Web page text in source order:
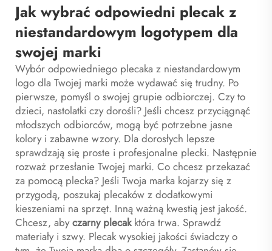
Jak wybrać odpowiedni plecak z
niestandardowym logotypem dla
swojej marki
Wybór odpowiedniego plecaka z niestandardowym
logo dla Twojej marki może wydawać się trudny. Po
pierwsze, pomyśl o swojej grupie odbiorczej. Czy to
dzieci, nastolatki czy dorośli? Jeśli chcesz przyciągnąć
młodszych odbiorców, mogą być potrzebne jasne
kolory i zabawne wzory. Dla dorosłych lepsze
sprawdzają się proste i profesjonalne plecki. Następnie
rozważ przesłanie Twojej marki. Co chcesz przekazać
za pomocą plecka? Jeśli Twoja marka kojarzy się z
przygodą, poszukaj plecaków z dodatkowymi
kieszeniami na sprzęt. Inną ważną kwestią jest jakość.
Chcesz, abyczarny plecakktóra trwa. Sprawdź
materiały i szwy. Plecak wysokiej jakości świadczy o